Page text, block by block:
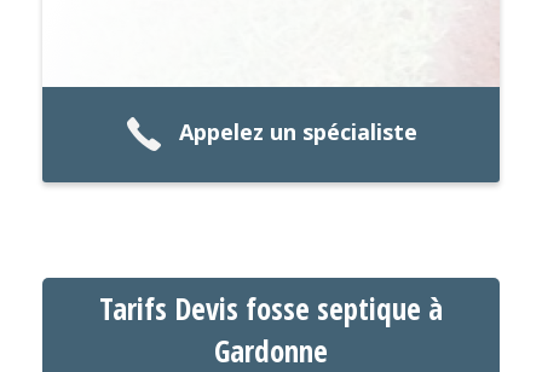
Appelez un spécialiste
Tarifs Devis fosse septique à
Gardonne